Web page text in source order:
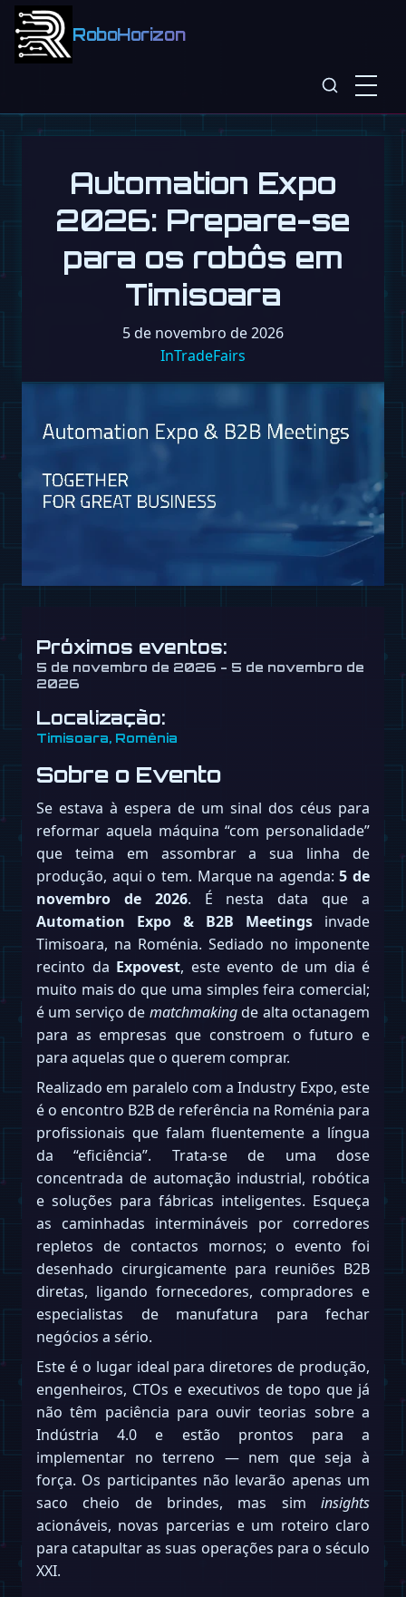
RoboHorizon
Automation Expo
2026: Prepare-se
para os robôs em
Timisoara
5 de novembro de 2026
InTradeFairs
Próximos eventos:
5 de novembro de 2026 - 5 de novembro de
2026
Localização:
Timisoara, Romênia
Sobre o Evento
Se estava à espera de um sinal dos céus para
reformar aquela máquina “com personalidade”
que teima em assombrar a sua linha de
produção, aqui o tem. Marque na agenda:5 de
novembro de 2026. É nesta data que a
Automation Expo & B2B Meetings invade
Timisoara, na Roménia. Sediado no imponente
recinto da Expovest, este evento de um dia é
muito mais do que uma simples feira comercial;
é um serviço de matchmakingde alta octanagem
para as empresas que constroem o futuro e
para aquelas que o querem comprar.
Realizado em paralelo com a Industry Expo, este
é o encontro B2B de referência na Roménia para
profissionais que falam fluentemente a língua
da “eficiência”. Trata-se de uma dose
concentrada de automação industrial, robótica
e soluções para fábricas inteligentes. Esqueça
as caminhadas intermináveis por corredores
repletos de contactos mornos; o evento foi
desenhado cirurgicamente para reuniões B2B
diretas, ligando fornecedores, compradores e
especialistas de manufatura para fechar
negócios a sério.
Este é o lugar ideal para diretores de produção,
engenheiros, CTOs e executivos de topo que já
não têm paciência para ouvir teorias sobre a
Indústria 4.0 e estão prontos para a
implementar no terreno — nem que seja à
força. Os participantes não levarão apenas um
saco cheio de brindes, mas sim insights
acionáveis, novas parcerias e um roteiro claro
para catapultar as suas operações para o século
XXI.